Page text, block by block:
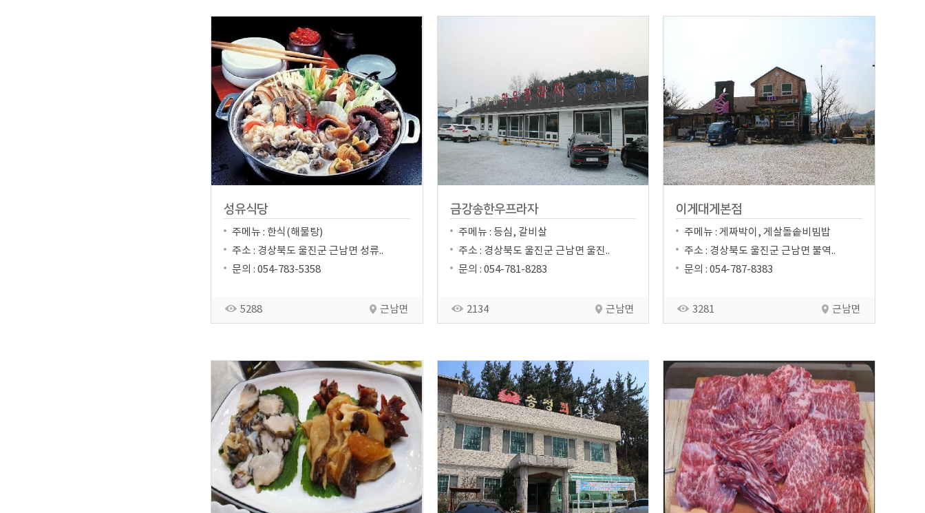
성유식당
주메뉴 : 한식(해물탕)
주소 : 경상북도 울진군 근남면 성류..
문의 : 054-783-5358
5288 근남면
금강송한우프라자
주메뉴 : 등심, 갈비살
주소 : 경상북도 울진군 근남면 울진..
문의 : 054-781-8283
2134 근남면
이게대게본점
주메뉴 : 게짜박이, 게살돌솥비빔밥
주소 : 경상북도 울진군 근남면 불역..
문의 : 054-787-8383
3281 근남면